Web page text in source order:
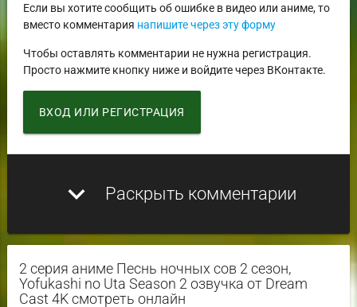
Если вы хотите сообщить об ошибке в видео или аниме, то
вместо комментария напишите через эту форму
Чтобы оставлять комментарии не нужна регистрация.
Просто нажмите кнопку ниже и войдите через ВКонтакте.
ВХОД ИЛИ РЕГИСТРАЦИЯ
expand_more Раскрыть комментарии
2 серия аниме Песнь ночных сов 2 сезон,
Yofukashi no Uta Season 2 озвучка от Dream
Cast 4K смотреть онлайн